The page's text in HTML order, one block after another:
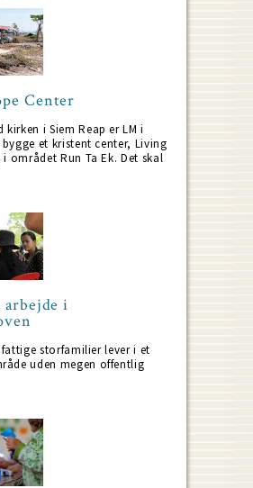
Center
kirken i Siem Reap er LM i
et kristent center, Living
i området Run Ta Ek. Det skal
i
storfamilier lever i et
uden megen offentlig